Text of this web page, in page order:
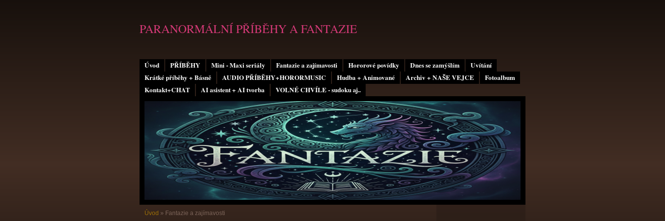
Úvod PŘÍBĚHY Mini - Maxi seriály Fantazie a zajímavosti Hororové povídky Dnes se zamýšlím
Uvítání
Krátké příběhy + Básně
AUDIO PŘÍBĚHY+HORORMUSIC Hudba + Animované Archiv + NAŠE VEJCE
Fotoalbum
Kontakt+CHAT
AI asistent + AI tvorba VOLNÉ CHVÍLE - sudoku aj..
PARANORMÁLNÍ PŘÍBĚHY A FANTAZIE
Úvod » Fantazie a zajímavosti